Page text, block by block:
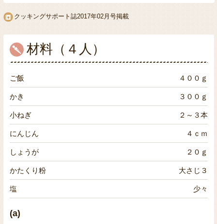
クッキングサポート誌2017年02月号掲載
材料（４人）
ご飯 ４００ｇ
かき ３００ｇ
小ねぎ ２～３本
にんじん ４ｃｍ
しょうが ２０ｇ
かたくり粉 大さじ３
塩 少々
(a)